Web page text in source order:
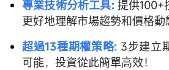
專業技術分析工具: 提供100+
更好地理解市場趨勢和價格動
超過13種期權策略: 3步建立
可能，投資從此簡單高效！